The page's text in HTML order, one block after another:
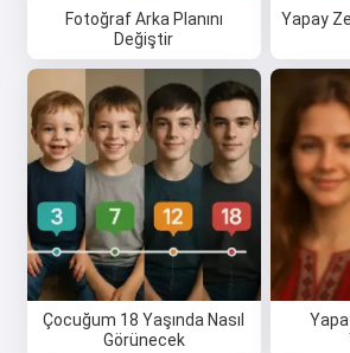
Fotoğraf Arka Planını
Değiştir
Yapay
Çocuğum 18 Yaşında Nasıl
Görünecek